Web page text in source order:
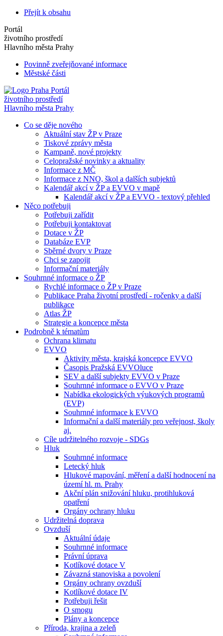
Přejít k obsahu
Portál
životního prostředí
Hlavního města Prahy
Povinně zveřejňované informace
Městské části
Portál
životního prostředí
Hlavního města Prahy
Co se děje nového
Aktuální stav ŽP v Praze
Tiskové zprávy města
Kampaně, nové projekty
Celopražské novinky a aktuality
Informace z MČ
Informace z NNO, škol a dalších subjektů
Kalendář akcí v ŽP a EVVO v mapě
Kalendář akcí v ŽP a EVVO - textový přehled
Něco potřebuji
Potřebuji zařídit
Potřebuji kontaktovat
Dotace v ŽP
Databáze EVP
Sběrné dvory v Praze
Chci se zapojit
Informační materiály
Souhrnné informace o ŽP
Rychlé informace o ŽP v Praze
Publikace Praha životní prostředí - ročenky a další
publikace
Atlas ŽP
Strategie a koncepce města
Podrobně k tématům
Ochrana klimatu
EVVO
Aktivity města, krajská koncepce EVVO
Časopis Pražská EVVOluce
SEV a další subjekty EVVO v Praze
Souhrnné informace o EVVO v Praze
Nabídka ekologických výukových programů
(EVP)
Souhrnné informace k EVVO
Informační a další materiály pro veřejnost, školy
aj.
Cíle udržitelného rozvoje - SDGs
Hluk
Souhrnné informace
Letecký hluk
Hlukové mapování, měření a další hodnocení na
území hl. m. Prahy
Akční plán snižování hluku, protihluková
opatření
Orgány ochrany hluku
Udržitelná doprava
Ovzduší
Aktuální údaje
Souhrnné informace
Právní úprava
Kotlíkové dotace V
Závazná stanoviska a povolení
Orgány ochrany ovzduší
Kotlíkové dotace IV
Potřebuji řešit
O smogu
Plány a koncepce
Příroda, krajina a zeleň